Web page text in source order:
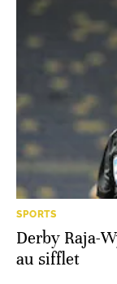
SPORTS
Derby Raja-
au sifflet